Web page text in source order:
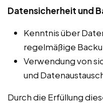
Datensicherheit und
Kenntnis über
regelmäßige
Verwendung von
und
Durch die Erfüllung